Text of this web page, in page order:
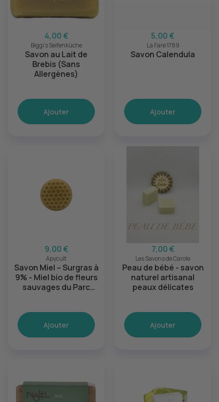
4,00 €
Biggi's Seifenküche
Savon au Lait de
Brebis (Sans
Allergènes)
Ajouter
5,00 €
La Fare 1789
Savon Calendula
Ajouter
9,00 €
Apycult
Savon Miel – Surgras à
9% - Miel bio de fleurs
sauvages du Parc
Ajouter
7,00 €
Les Savons de Carole
Peau de bébé - savon
naturel artisanal
peaux délicates
Ajouter